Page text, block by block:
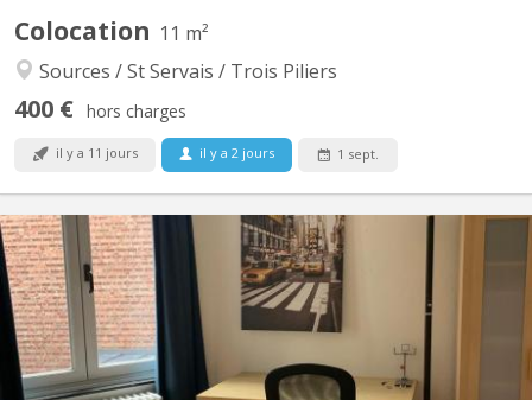
Colocation 11 m²
Sources / St Servais / Trois Piliers
400 € hors charges
il y a 11 jours il y a 2 jours 1 sept.
Appartement trois chambres toutes libres avec un lavabo dans
chaque chambre- , outre une sddouche à partager- Situé au
centre, rue des Croisiers en face du SPÄR, proche de la gare, des
commerces Appartement situé au 3ème étage d'un immeuble
tres CALME comprenant un appartement par étage Bail du...